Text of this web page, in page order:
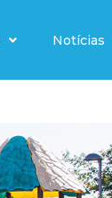
Notícias